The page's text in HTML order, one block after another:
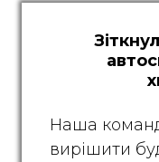
Наша
вирішити